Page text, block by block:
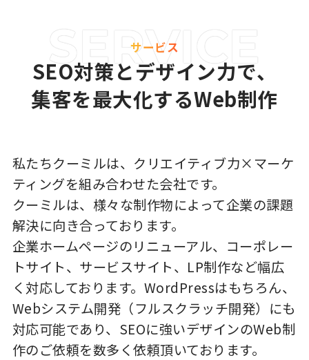
サービス
SEO対策とデザイン力で、
集客を最大化するWeb制作
私たちクーミルは、クリエイティブ力×マーケ
ティングを組み合わせた会社です。
クーミルは、様々な制作物によって企業の課題
解決に向き合っております。
企業ホームページのリニューアル、コーポレー
トサイト、サービスサイト、LP制作など幅広
く対応しております。WordPressはもちろん、
Webシステム開発（フルスクラッチ開発）にも
対応可能であり、SEOに強いデザインのWeb制
作のご依頼を数多く依頼頂いております。